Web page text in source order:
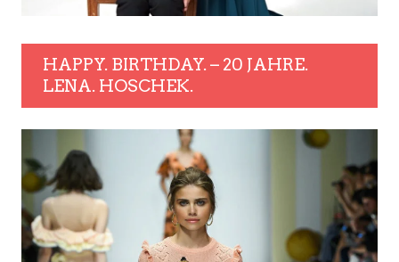
HAPPY. BIRTHDAY. – 20 JAHRE.
LENA. HOSCHEK.